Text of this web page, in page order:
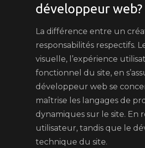
développeur web?
La différence entre un
responsabilités respectifs.
visuelle, l’expérience
fonctionnel du site, en
développeur web se
maîtrise les langages de
dynamiques sur le site.
utilisateur, tandis que le
technique du site.